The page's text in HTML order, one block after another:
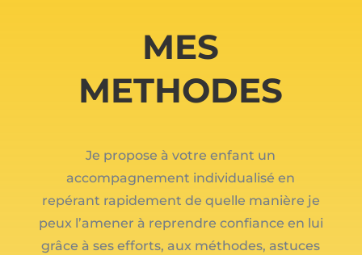
MES
METHODES
Je propose à votre enfant un
accompagnement individualisé en
repérant rapidement de quelle manière je
peux l’amener à reprendre confiance en lui
grâce à ses efforts, aux méthodes, astuces